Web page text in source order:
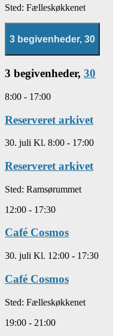
Sted: Fælleskøkkenet
3 begivenheder, 30
3 begivenheder, 30
8:00 - 17:00
Reserveret arkivet
30. juli Kl. 8:00 - 17:00
Reserveret arkivet
Sted: Ramsørummet
12:00 - 17:30
Café Cosmos
30. juli Kl. 12:00 - 17:30
Café Cosmos
Sted: Fælleskøkkenet
19:00 - 21:00